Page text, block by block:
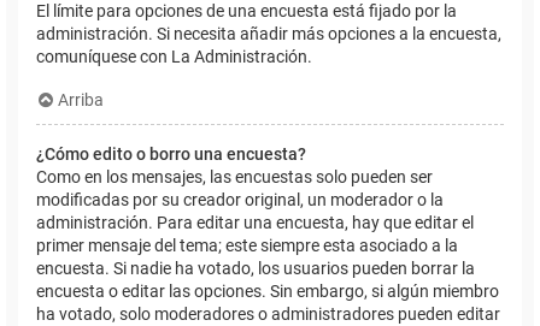
El límite para opciones de una encuesta está fijado por la
administración. Si necesita añadir más opciones a la encuesta,
comuníquese con La Administración.
Arriba
¿Cómo edito o borro una encuesta?
Como en los mensajes, las encuestas solo pueden ser
modificadas por su creador original, un moderador o la
administración. Para editar una encuesta, hay que editar el
primer mensaje del tema; este siempre esta asociado a la
encuesta. Si nadie ha votado, los usuarios pueden borrar la
encuesta o editar las opciones. Sin embargo, si algún miembro
ha votado, solo moderadores o administradores pueden editar